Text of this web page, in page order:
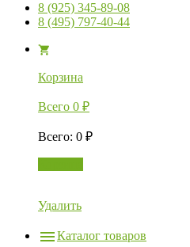
8 (925) 345-89-08
8 (495) 797-40-44
Корзина
Всего 0 ₽
Всего: 0 ₽
Удалить
Каталог товаров